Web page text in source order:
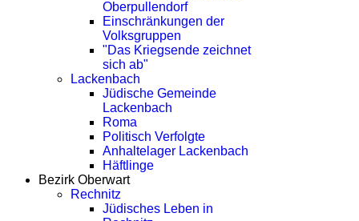
Oberpullendorf
Einschränkungen der
Volksgruppen
"Das Kriegsende zeichnet
sich ab"
Lackenbach
Jüdische Gemeinde
Lackenbach
Roma
Politisch Verfolgte
Anhaltelager Lackenbach
Häftlinge
Bezirk Oberwart
Rechnitz
Jüdisches Leben in